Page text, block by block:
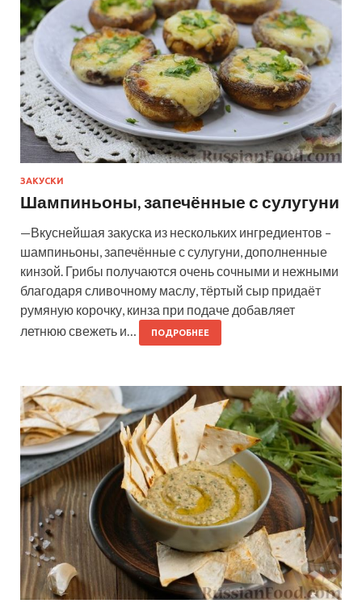
ЗАКУСКИ
Шампиньоны, запечённые с сулугуни
—Вкуснейшая закуска из нескольких ингредиентов –
шампиньоны, запечённые с сулугуни, дополненные
кинзой. Грибы получаются очень сочными и нежными
благодаря сливочному маслу, тёртый сыр придаёт
румяную корочку, кинза при подаче добавляет
летнюю свежеть и…
ПОДРОБНЕЕ